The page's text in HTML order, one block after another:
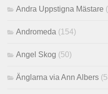
Andra Uppstigna Mästare
Andromeda (154)
Angel Skog (50)
Änglarna via Ann Albers